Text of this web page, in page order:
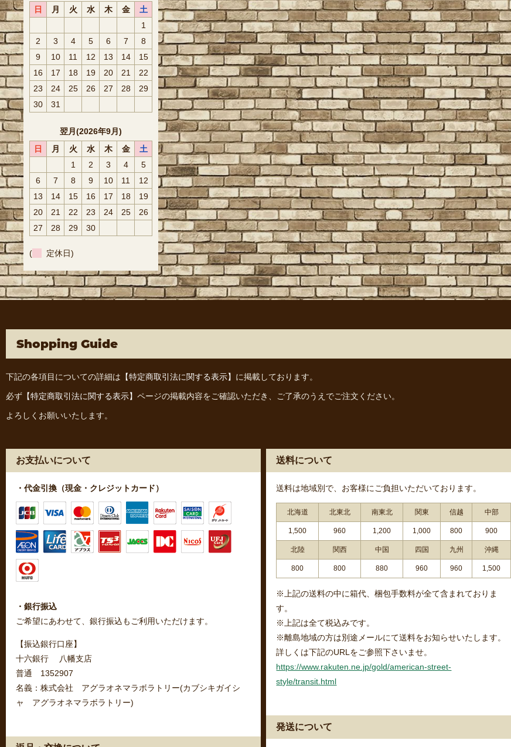
日
月 火 水 木 金
土
1
2
3 4 5 6 7
8
9
10 11 12 13 14
15
16
17 18 19 20 21
22
23
24 25 26 27 28
29
30
31
翌月(2026年9月)
日
月 火 水 木 金
土
1
2 3 4
5
6
7 8 9 10 11
12
13
14 15 16 17 18
19
20
21 22 23 24 25
26
27
28 29 30
( 定休日)
Shopping Guide
下記の各項目についての詳細は 【特定商取引法に関する表示】 に掲載しております。
必ず 【特定商取引法に関する表示】 ページの掲載内容をご確認いただき、ご了承のうえでご注文ください。
よろしくお願いいたします。
お支払いについて
・代金引換（現金・クレジットカード）
・銀行振込
ご希望にあわせて、銀行振込もご利用いただけます。
【振込銀行口座】
十六銀行 八幡支店
普通 1352907
名義：株式会社 アグラオネマラボラトリー(カブシキガイシ
ャ アグラオネマラボラトリー)
送料について
送料は地域別で、お客様にご負担いただいております。
北海道 北東北 南東北 関東 信越 中部
1,500 960 1,200 1,000 800 900
北陸 関西 中国 四国 九州 沖縄
800 800 880 960 960 1,500
※上記の送料の中に箱代、梱包手数料が全て含まれておりま
す。
※上記は全て税込みです。
※離島地域の方は別途メールにて送料をお知らせいたします。
詳しくは下記のURLをご参照下さいませ。
https://www.rakuten.ne.jp/gold/american-street-
style/transit.html
発送について